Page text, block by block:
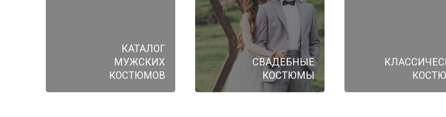
КАТАЛОГ
МУЖСКИХ
КОСТЮМОВ
СВАДЕБНЫЕ
КОСТЮМЫ